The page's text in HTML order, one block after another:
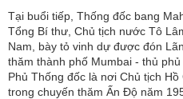
Tại buổi tiếp, Thống đốc bang
Tổng Bí thư, Chủ tịch nước Tô
Nam, bày tỏ vinh dự được đón
thăm thành phố Mumbai - thủ
Phủ Thống đốc là nơi Chủ tịch
trong chuyến thăm Ấn Độ năm